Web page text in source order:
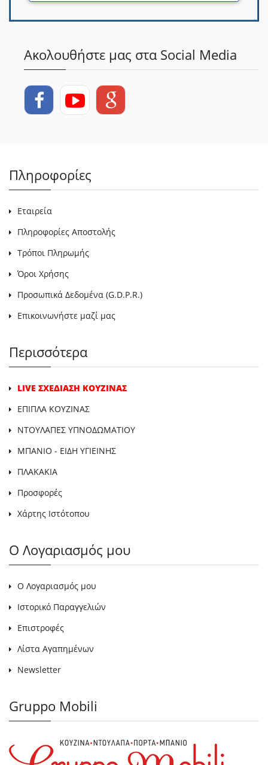
Ακολουθήστε μας στα Social Media
Πληροφορίες
Εταιρεία
Πληροφορίες Αποστολής
Τρόποι Πληρωμής
Όροι Χρήσης
Προσωπικά Δεδομένα (G.D.P.R.)
Επικοινωνήστε μαζί μας
Περισσότερα
LIVE ΣΧΕΔΙΑΣΗ ΚΟΥΖΙΝΑΣ
ΕΠΙΠΛΑ ΚΟΥΖΙΝΑΣ
ΝΤΟΥΛΑΠΕΣ ΥΠΝΟΔΩΜΑΤΙΟΥ
ΜΠΑΝΙΟ - ΕΙΔΗ ΥΓΙΕΙΝΗΣ
ΠΛΑΚΑΚΙΑ
Προσφορές
Χάρτης Ιστότοπου
Ο Λογαριασμός μου
Ο Λογαριασμός μου
Ιστορικό Παραγγελιών
Επιστροφές
Λίστα Αγαπημένων
Newsletter
Gruppo Mobili